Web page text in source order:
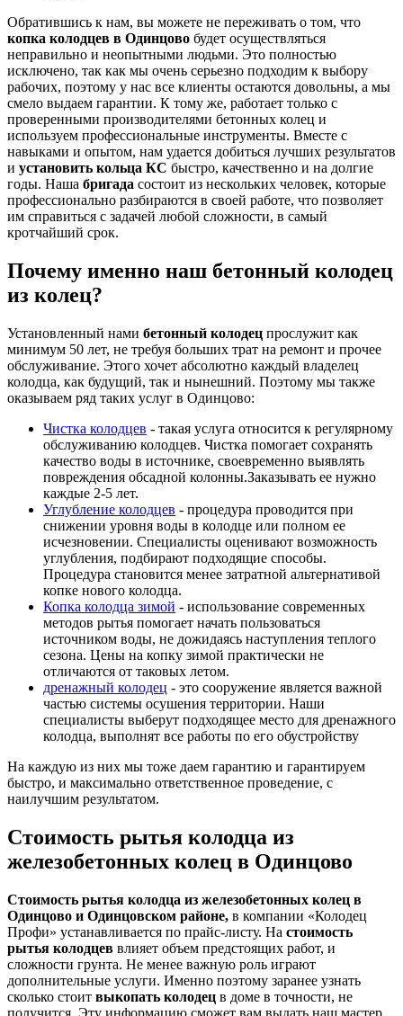
Обратившись к нам, вы можете не переживать о том, что
копка колодцев в Одинцово будет осуществляться
неправильно и неопытными людьми. Это полностью
исключено, так как мы очень серьезно подходим к выбору
рабочих, поэтому у нас все клиенты остаются довольны, а мы
смело выдаем гарантии. К тому же, работает только с
проверенными производителями бетонных колец и
используем профессиональные инструменты. Вместе с
навыками и опытом, нам удается добиться лучших результатов
и установить кольца КС быстро, качественно и на долгие
годы. Наша бригада состоит из нескольких человек, которые
профессионально разбираются в своей работе, что позволяет
им справиться с задачей любой сложности, в самый
кротчайший срок.
Почему именно наш бетонный колодец
из колец?
Установленный нами бетонный колодец прослужит как
минимум 50 лет, не требуя больших трат на ремонт и прочее
обслуживание. Этого хочет абсолютно каждый владелец
колодца, как будущий, так и нынешний. Поэтому мы также
оказываем ряд таких услуг в Одинцово:
Чистка колодцев - такая услуга относится к регулярному
обслуживанию колодцев. Чистка помогает сохранять
качество воды в источнике, своевременно выявлять
повреждения обсадной колонны.Заказывать ее нужно
каждые 2-5 лет.
Углубление колодцев - процедура проводится при
снижении уровня воды в колодце или полном ее
исчезновении. Специалисты оценивают возможность
углубления, подбирают подходящие способы.
Процедура становится менее затратной альтернативой
копке нового колодца.
Копка колодца зимой - использование современных
методов рытья помогает начать пользоваться
источником воды, не дожидаясь наступления теплого
сезона. Цены на копку зимой практически не
отличаются от таковых летом.
дренажный колодец - это сооружение является важной
частью системы осушения территории. Наши
специалисты выберут подходящее место для дренажного
колодца, выполнят все работы по его обустройству
На каждую из них мы тоже даем гарантию и гарантируем
быстро, и максимально ответственное проведение, с
наилучшим результатом.
Стоимость рытья колодца из
железобетонных колец в Одинцово
Стоимость рытья колодца из железобетонных колец в
Одинцово и Одинцовском районе, в компании «Колодец
Профи» устанавливается по прайс-листу. На стоимость
рытья колодцев влияет объем предстоящих работ, и
сложности грунта. Не менее важную роль играют
дополнительные услуги. Именно поэтому заранее узнать
сколько стоит выкопать колодец в доме в точности, не
получится. Эту информацию сможет вам выдать наш мастер,